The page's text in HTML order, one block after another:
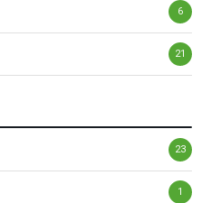
6
21
23
1